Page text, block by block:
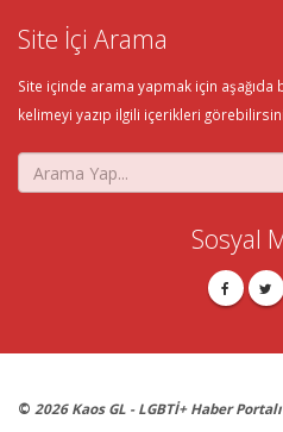
Site İçi Arama
Site içinde arama yapmak için
kelimeyi yazıp ilgili içerikleri
Sosyal
© 2026 Kaos GL - LGBTİ+ Haber Portalı